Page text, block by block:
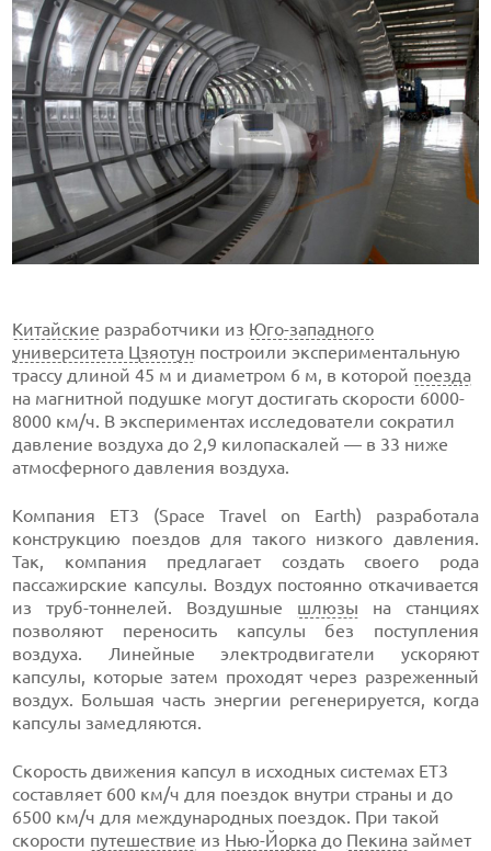
Китайские разработчики из Юго-западного
университета Цзяотун построили экспериментальную
трассу длиной 45 м и диаметром 6 м, в которой поезда
на магнитной подушке могут достигать скорости 6000-
8000 км/ч. В экспериментах исследователи сократил
давление воздуха до 2,9 килопаскалей — в 33 ниже
атмосферного давления воздуха.
Компания ET3 (Space Travel on Earth) разработала
конструкцию поездов для такого низкого давления.
Так, компания предлагает создать своего рода
пассажирские капсулы. Воздух постоянно откачивается
из труб-тоннелей. Воздушные шлюзы на станциях
позволяют переносить капсулы без поступления
воздуха. Линейные электродвигатели ускоряют
капсулы, которые затем проходят через разреженный
воздух. Большая часть энергии регенерируется, когда
капсулы замедляются.
Скорость движения капсул в исходных системах ET3
составляет 600 км/ч для поездок внутри страны и до
6500 км/ч для международных поездок. При такой
скорости путешествие из Нью-Йорка до Пекина займет